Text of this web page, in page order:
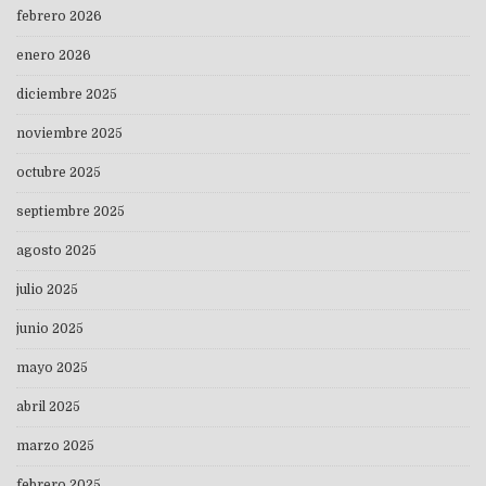
febrero 2026
enero 2026
diciembre 2025
noviembre 2025
octubre 2025
septiembre 2025
agosto 2025
julio 2025
junio 2025
mayo 2025
abril 2025
marzo 2025